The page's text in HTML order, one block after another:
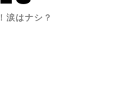
涙はナシ？